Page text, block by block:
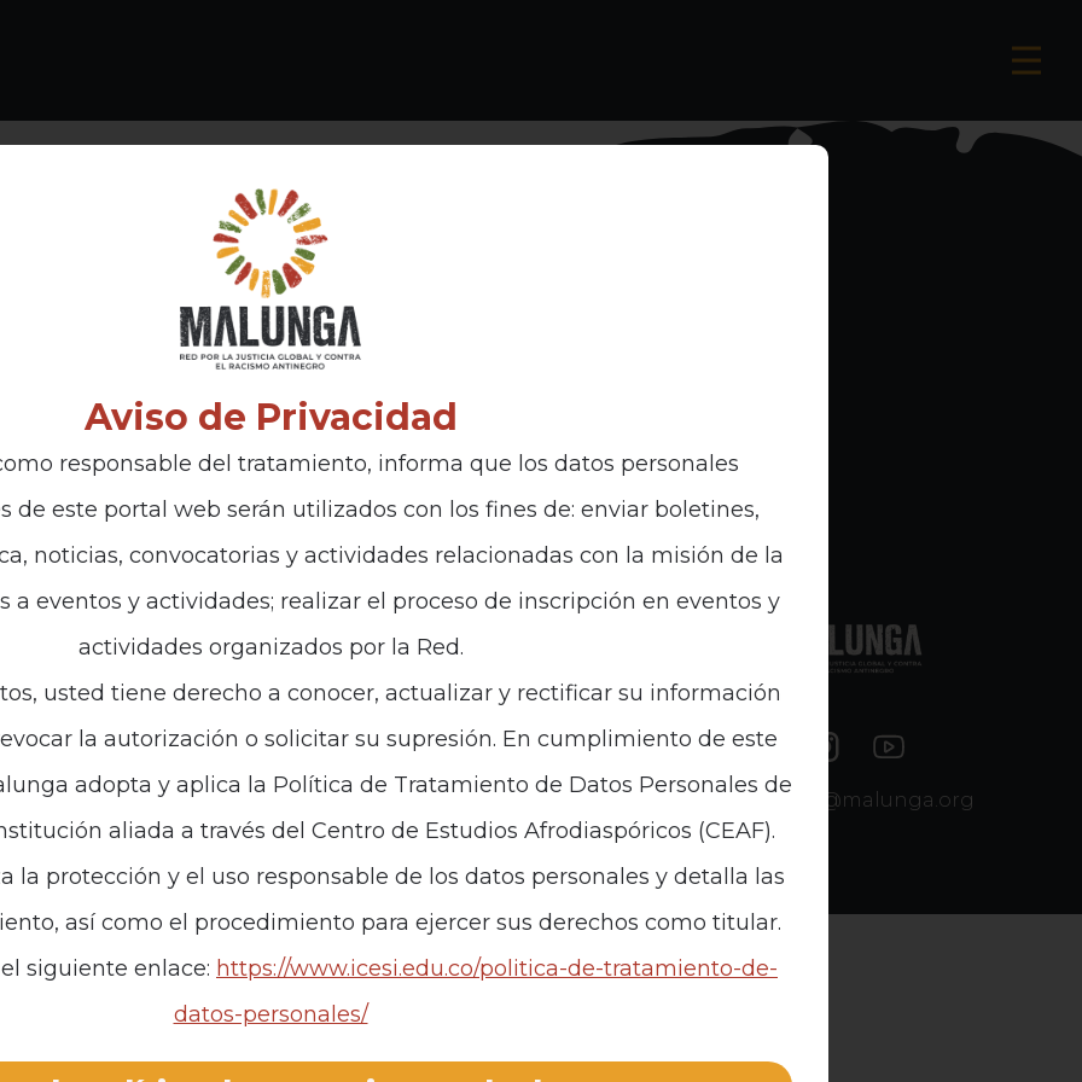
interés Políticas
Política de Tratamiento de Datos
contacto@malunga.org
Aviso de Privacidad
responsable del tratamiento, informa que los datos personales
de este portal web serán utilizados con los fines de: enviar boletines,
noticias, convocatorias y actividades relacionadas con la misión de la
a eventos y actividades; realizar el proceso de inscripción en eventos y
actividades organizados por la Red.
usted tiene derecho a conocer, actualizar y rectificar su información
la autorización o solicitar su supresión. En cumplimiento de este
adopta y aplica la Política de Tratamiento de Datos Personales de
aliada a través del Centro de Estudios Afrodiaspóricos (CEAF).
la protección y el uso responsable de los datos personales y detalla las
así como el procedimiento para ejercer sus derechos como titular.
siguiente enlace: https://www.icesi.edu.co/politica-de-tratamiento-de-
datos-personales/